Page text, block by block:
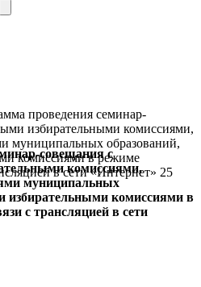
проведения семинар-
избирательными комиссиями,
муниципальных образований,
комиссиями в режиме
в сети «Интернет» 25
совещания с
комиссиями,
муниципальных
избирательными комиссиями в
с трансляцией в сети